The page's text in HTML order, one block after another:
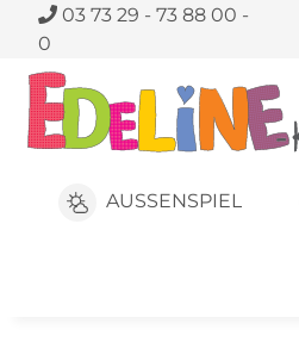
03 73 29 - 73 88 00 -
0
AUSSENSPIEL